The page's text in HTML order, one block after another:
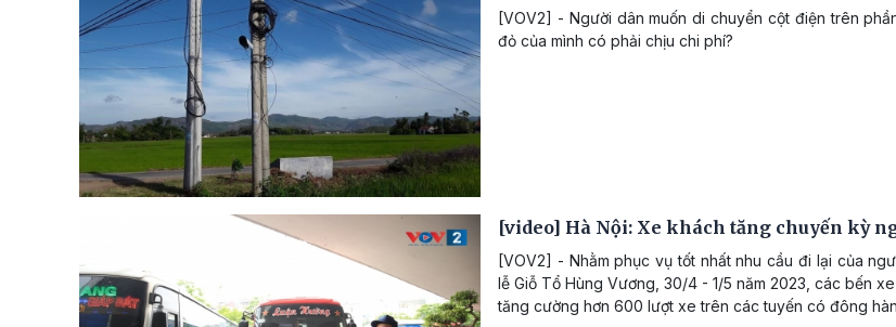
[VOV2] - Người dân muốn di chuyển cột điện trên
đỏ của mình có phải chịu chi phí?
[video] Hà Nội: Xe khách tăng chuyến kỳ
[VOV2] - Nhằm phục vụ tốt nhất nhu cầu đi lại của
lễ Giỗ Tổ Hùng Vương, 30/4 - 1/5 năm 2023, các bến
tăng cường hơn 600 lượt xe trên các tuyến có đông